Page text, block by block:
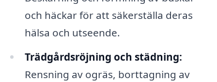
och häckar för att säkerställa deras
hälsa och utseende.
Trädgårdsröjning och städning:
Rensning av ogräs, borttagning av